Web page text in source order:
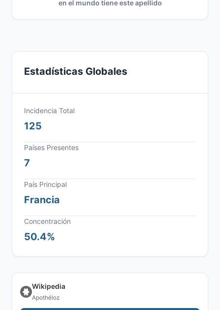
en el mundo tiene este apellido
Estadísticas Globales
Incidencia Total
125
Países Presentes
7
País Principal
Francia
Concentración
50.4%
Wikipedia
Apothéloz